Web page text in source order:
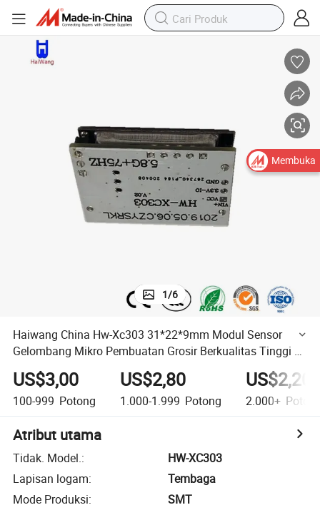
1/6
Haiwang China Hw-Xc303 31*22*9mm Modul Sensor
Gelombang Mikro Pembuatan Grosir Berkualitas Tinggi 2s
Penundaan Sinyal Modul Induksi Gelombang Mikro Pelat
Ganda Tumpang Tindih
US$3,00
100-999 Potong
US$2,80
1.000-1.999 Potong
US$2,20
2.000+
Atribut utama
Tidak. Model.:
HW-XC303
Lapisan logam:
Tembaga
Mode Produksi:
SMT
Membuka